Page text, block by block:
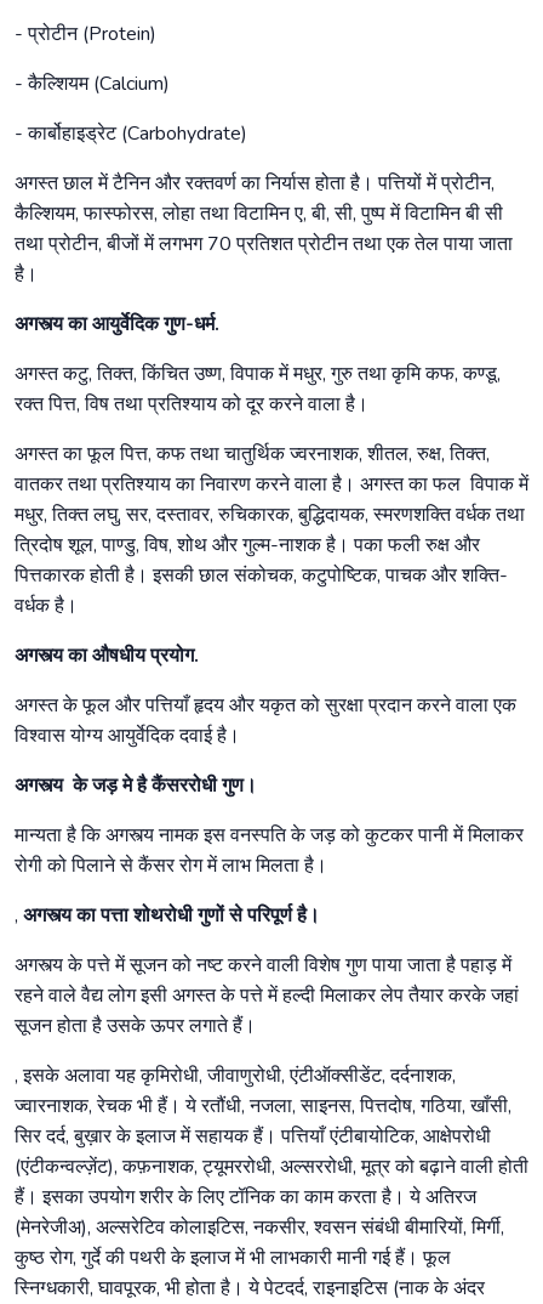
- प्रोटीन (Protein)
- कैल्शियम (Calcium)
- कार्बोहाइड्रेट (Carbohydrate)
अगस्त छाल में टैनिन और रक्तवर्ण का निर्यास होता है। पत्तियों में प्रोटीन,
कैल्शियम, फास्फोरस, लोहा तथा विटामिन ए, बी, सी, पुष्प में विटामिन बी सी
तथा प्रोटीन, बीजों में लगभग 70 प्रतिशत प्रोटीन तथा एक तेल पाया जाता
है।
अगस्त्य का आयुर्वेदिक गुण-धर्म.
अगस्त कटु, तिक्त, किंचित उष्ण, विपाक में मधुर, गुरु तथा कृमि कफ, कण्डू,
रक्त पित्त, विष तथा प्रतिश्याय को दूर करने वाला है।
अगस्त का फूल पित्त, कफ तथा चातुर्थिक ज्वरनाशक, शीतल, रुक्ष, तिक्त,
वातकर तथा प्रतिश्याय का निवारण करने वाला है। अगस्त का फल विपाक में
मधुर, तिक्त लघु, सर, दस्तावर, रुचिकारक, बुद्धिदायक, स्मरणशक्ति वर्धक तथा
त्रिदोष शूल, पाण्डु, विष, शोथ और गुल्म-नाशक है। पका फली रुक्ष और
पित्तकारक होती है। इसकी छाल संकोचक, कटुपोष्टिक, पाचक और शक्ति-
वर्धक है।
अगस्त्य का औषधीय प्रयोग.
अगस्त के फूल और पत्तियाँ हृदय और यकृत को सुरक्षा प्रदान करने वाला एक
विश्वास योग्य आयुर्वेदिक दवाई है।
अगस्त्य के जड़ मे है कैंसररोधी गुण।
मान्यता है कि अगस्त्य नामक इस वनस्पति के जड़ को कुटकर पानी में मिलाकर
रोगी को पिलाने से कैंसर रोग में लाभ मिलता है।
, अगस्त्य का पत्ता शोथरोधी गुणों से परिपूर्ण है।
अगस्त्य के पत्ते में सूजन को नष्ट करने वाली विशेष गुण पाया जाता है पहाड़ में
रहने वाले वैद्य लोग इसी अगस्त के पत्ते में हल्दी मिलाकर लेप तैयार करके जहां
सूजन होता है उसके ऊपर लगाते हैं।
, इसके अलावा यह कृमिरोधी, जीवाणुरोधी, एंटीऑक्सीडेंट, दर्दनाशक,
ज्वारनाशक, रेचक भी हैं। ये रतौंधी, नजला, साइनस, पित्तदोष, गठिया, खाँसी,
सिर दर्द, बुख़ार के इलाज में सहायक हैं। पत्तियाँ एंटीबायोटिक, आक्षेपरोधी
(एंटीकन्वल्ज़ेंट), कफ़नाशक, ट्यूमररोधी, अल्सररोधी, मूत्र को बढ़ाने वाली होती
हैं। इसका उपयोग शरीर के लिए टॉनिक का काम करता है। ये अतिरज
(मेनरेजीअ), अल्सरेटिव कोलाइटिस, नकसीर, श्वसन संबंधी बीमारियों, मिर्गी,
कुष्ठ रोग, गुर्दे की पथरी के इलाज में भी लाभकारी मानी गई हैं। फूल
स्निग्धकारी, घावपूरक, भी होता है। ये पेटदर्द, राइनाइटिस (नाक के अंदर